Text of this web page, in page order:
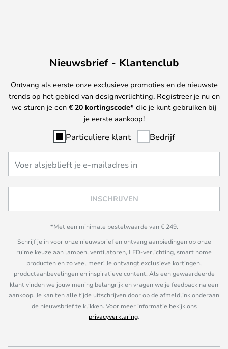
Nieuwsbrief - Klantenclub
Ontvang als eerste onze exclusieve promoties en de nieuwste
trends op het gebied van designverlichting. Registreer je nu en
we sturen je een € 20 kortingscode* die je kunt gebruiken bij
je eerste aankoop!
Particuliere klant Bedrijf
INSCHRIJVEN
*Met een minimale bestelwaarde van € 249.
Schrijf je in voor onze nieuwsbrief en ontvang aanbiedingen op onze
ruime keuze aan lampen, ventilatoren, LED-verlichting, smart home
producten en zo veel meer! Je ontvangt exclusieve kortingen,
productaanbevelingen en inspiratieve content. Als een gewaardeerde
klant vinden we jouw mening belangrijk en vragen we je feedback na een
aankoop. Je kan ten alle tijde uitschrijven door op de afmeldlink onderaan
de nieuwsbrief te klikken. Voor meer informatie bekijk ons
privacyverklaring.